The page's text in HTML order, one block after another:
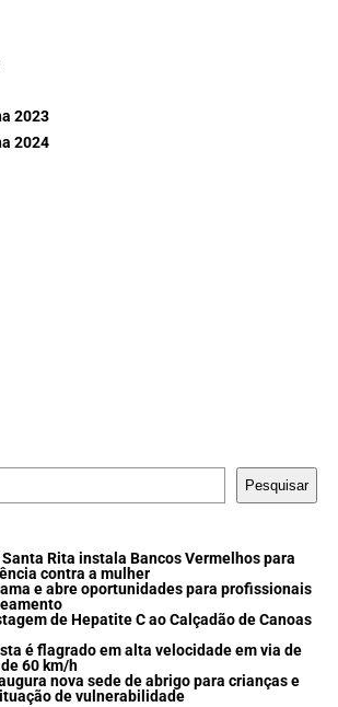
2023
2024
Pesquisar
Rita instala Bancos Vermelhos para
contra a mulher
e abre oportunidades para profissionais
de Hepatite C ao Calçadão de Canoas
é flagrado em alta velocidade em via de
60 km/h
nova sede de abrigo para crianças e
de vulnerabilidade